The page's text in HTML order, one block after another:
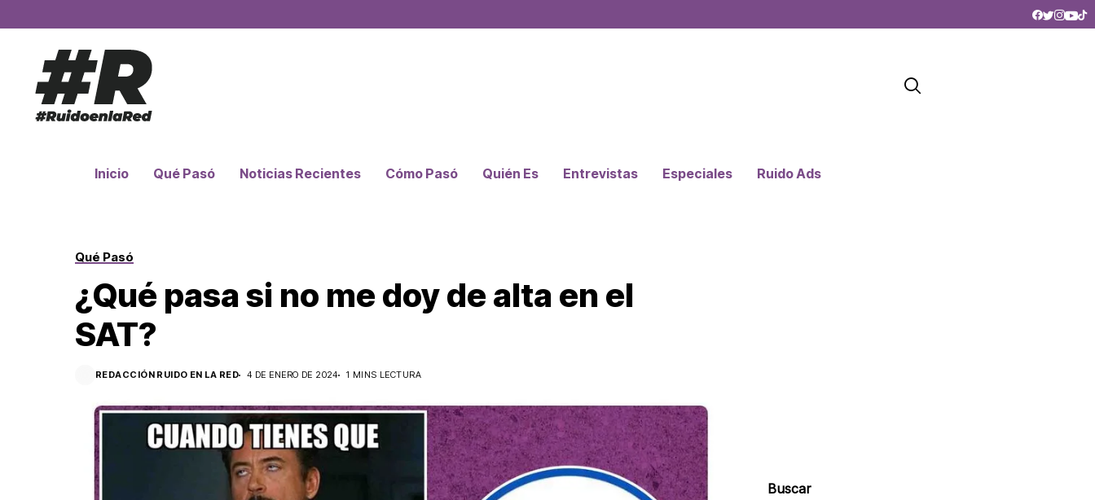
Inicio Qué Pasó Noticias Recientes Cómo Pasó Quién Es Entrevistas Especiales Ruido Ads
Qué Pasó
¿Qué pasa si no me doy de alta en el
SAT?
REDACCIÓN RUIDO EN LA RED 4 DE ENERO DE 2024 1 MINS LECTURA
Buscar